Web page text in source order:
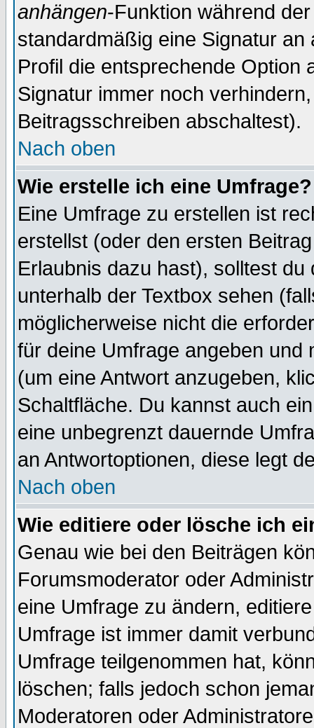
anhängen-Funktion während
standardmäßig eine Signatur
Profil die entsprechende Option
Signatur immer noch
Beitragsschreiben abschaltest).
Nach oben
Wie erstelle ich eine Umfrage?
Eine Umfrage zu erstellen ist
erstellst (oder den ersten
Erlaubnis dazu hast), solltest
unterhalb der Textbox sehen
möglicherweise nicht die
für deine Umfrage angeben und
(um eine Antwort anzugeben,
Schaltfläche. Du kannst auch
eine unbegrenzt dauernde
an Antwortoptionen, diese legt
Nach oben
Wie editiere oder lösche ich
Genau wie bei den Beiträgen
Forumsmoderator oder
eine Umfrage zu ändern,
Umfrage ist immer damit
Umfrage teilgenommen hat,
löschen; falls jedoch schon
Moderatoren oder